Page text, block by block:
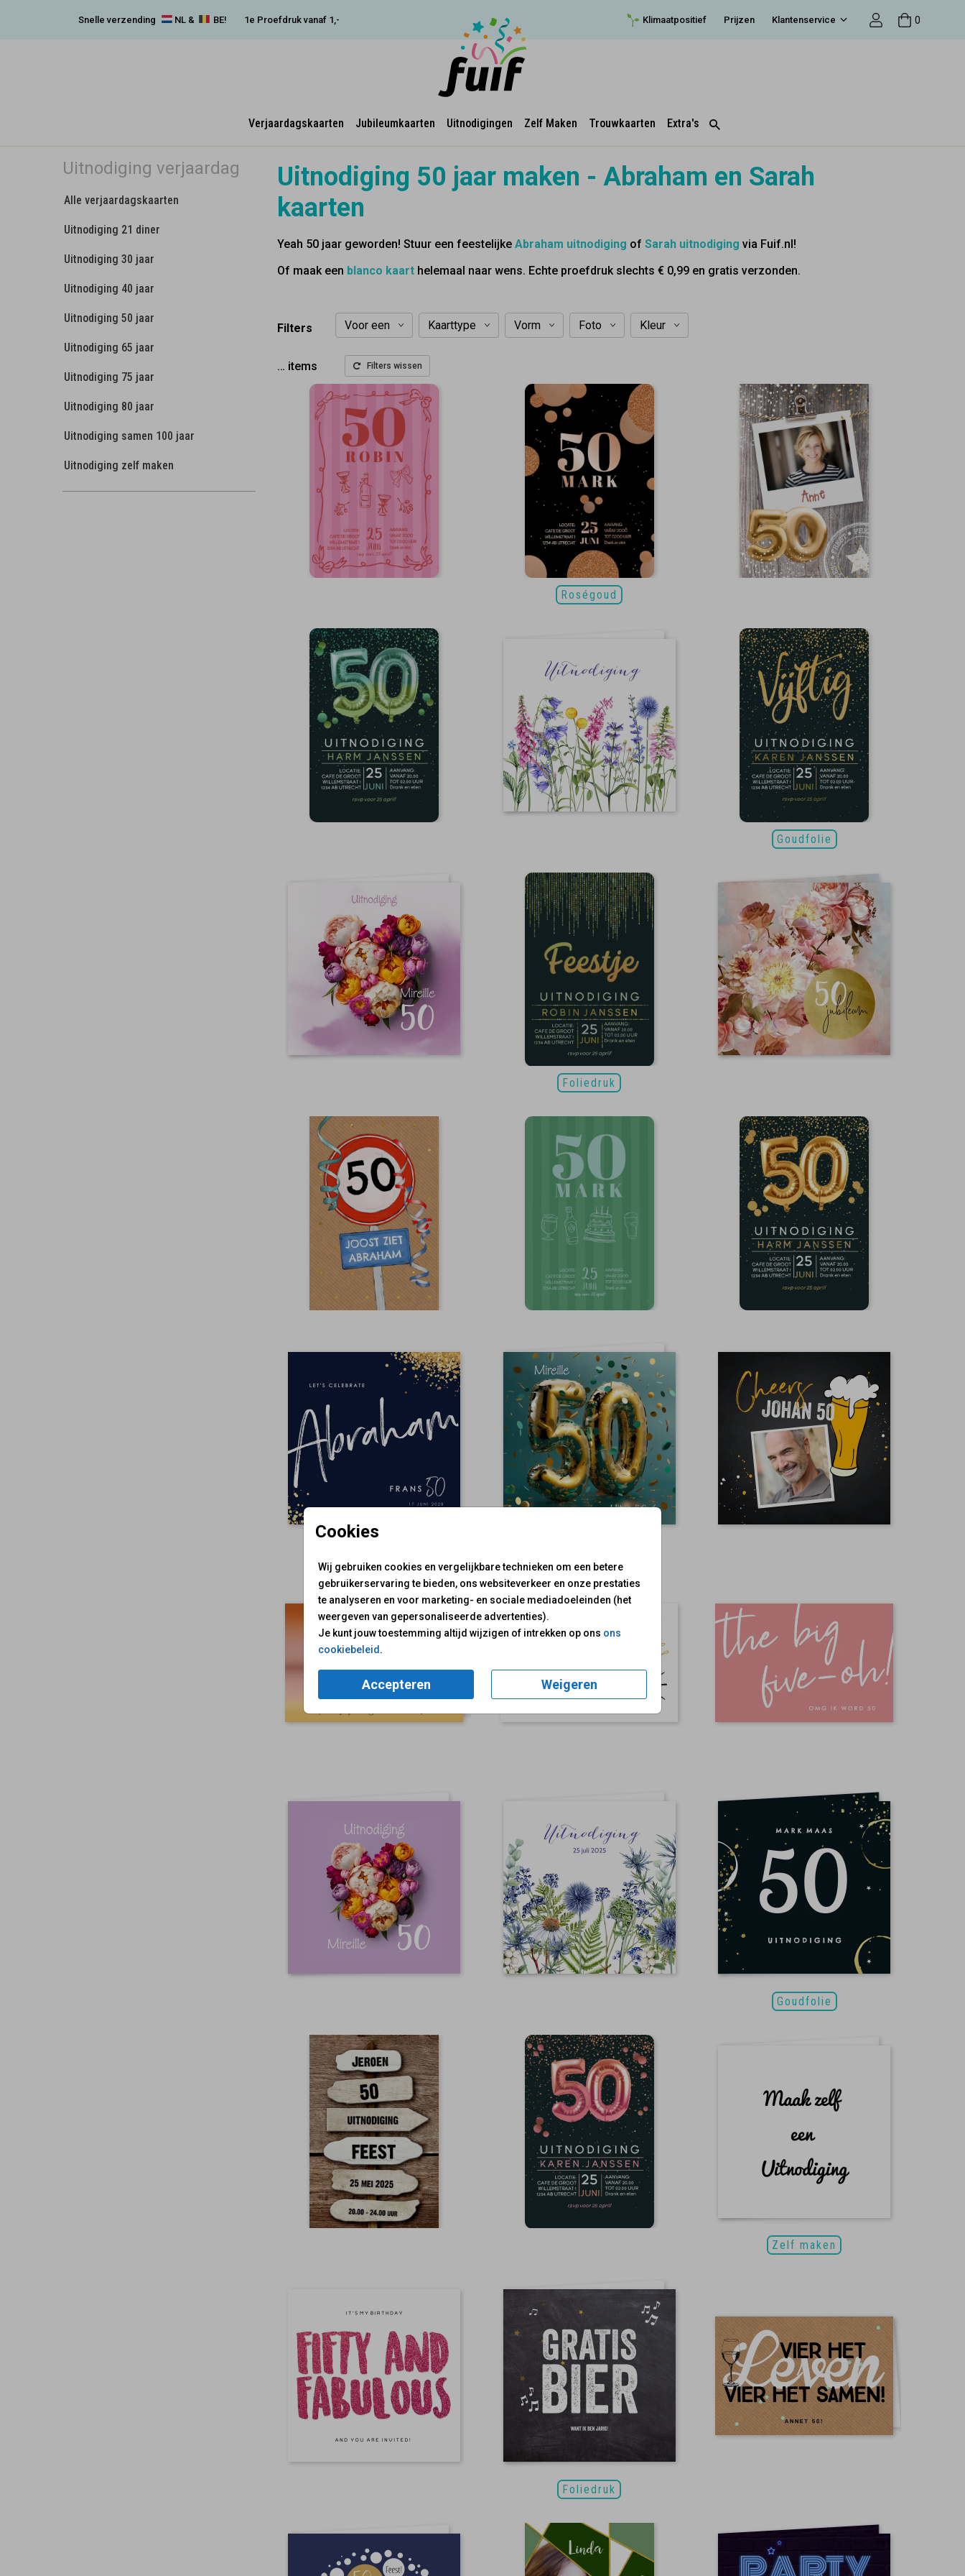
Snelle verzending NL & BE! 1e Proefdruk vanaf 1,- Klimaatpositief Prijzen Klantenservice 0
Verjaardagskaarten Jubileumkaarten Uitnodigingen Zelf Maken Trouwkaarten Extra's
Cookies
Wij gebruiken cookies en vergelijkbare technieken om een betere
gebruikerservaring te bieden, ons websiteverkeer en onze prestaties
te analyseren en voor marketing- en sociale mediadoeleinden (het
weergeven van gepersonaliseerde advertenties).
Je kunt jouw toestemming altijd wijzigen of intrekken op ons ons
cookiebeleid.
Accepteren Weigeren
Uitnodiging verjaardag
Alle verjaardagskaarten
Uitnodiging 21 diner
Uitnodiging 30 jaar
Uitnodiging 40 jaar
Uitnodiging 50 jaar
Uitnodiging 65 jaar
Uitnodiging 75 jaar
Uitnodiging 80 jaar
Uitnodiging samen 100 jaar
Uitnodiging zelf maken
Uitnodiging 50 jaar maken - Abraham en Sarah
kaarten
Yeah 50 jaar geworden! Stuur een feestelijkeAbraham uitnodiging ofSarah uitnodiging via Fuif.nl!
Of maak een blanco kaart helemaal naar wens. Echte proefdruk slechts € 0,99 en gratis verzonden.
Filters Voor een Kaarttype Vorm Foto Kleur
… items Filters wissen
Roségoud
Goudfolie
Foliedruk
Goudfolie
Zelf maken
Foliedruk